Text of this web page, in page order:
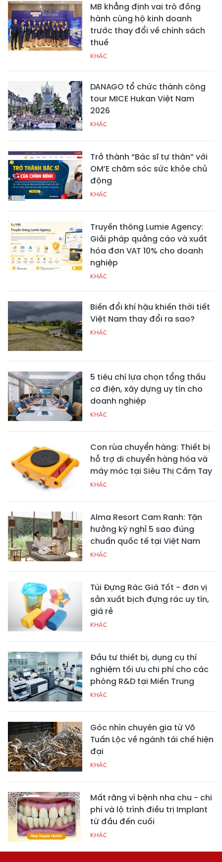
MB khẳng định vai trò đồng
hành cùng hộ kinh doanh
trước thay đổi về chính sách
thuế
KHÁC
DANAGO tổ chức thành công
tour MICE Hukan Việt Nam
2026
KHÁC
Trở thành “Bác sĩ tự thân” với
OM’E chăm sóc sức khỏe chủ
động
KHÁC
Truyền thông Lumie Agency:
Giải pháp quảng cáo và xuất
hóa đơn VAT 10% cho doanh
nghiệp
KHÁC
Biến đổi khí hậu khiến thời tiết
Việt Nam thay đổi ra sao?
KHÁC
5 tiêu chí lựa chọn tổng thầu
cơ điện, xây dựng uy tín cho
doanh nghiệp
KHÁC
Con rùa chuyển hàng: Thiết bị
hỗ trợ di chuyển hàng hóa và
máy móc tại Siêu Thị Cầm Tay
KHÁC
Alma Resort Cam Ranh: Tận
hưởng kỳ nghỉ 5 sao đúng
chuẩn quốc tế tại Việt Nam
KHÁC
Túi Đựng Rác Giá Tốt - đơn vị
sản xuất bịch đựng rác uy tín,
giá rẻ
KHÁC
Đầu tư thiết bị, dụng cụ thí
nghiệm tối ưu chi phí cho các
phòng R&D tại Miền Trung
KHÁC
Góc nhìn chuyên gia từ Võ
Tuấn Lộc về ngành tái chế hiện
đại
KHÁC
Mất răng vì bệnh nha chu - chi
phí và lộ trình điều trị Implant
từ đầu đến cuối
KHÁC